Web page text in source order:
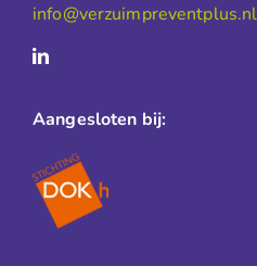
info@verzuimpreventplus.nl
Aangesloten bij: